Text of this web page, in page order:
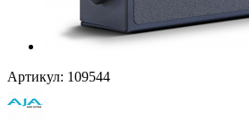
Артикул: 109544